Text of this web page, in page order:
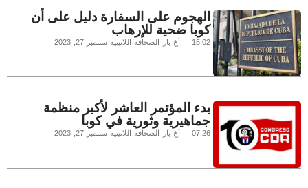
الهجوم على السفارة دليل على أن
كوبا ضحية للإرهاب
15:02 أخ بار الصحافة اللاتينية سبتمبر 27, 2023
بدء المؤتمر العاشر لأكبر منظمة
جماهيرية وثورية في كوبا
07:26 أخ بار الصحافة اللاتينية سبتمبر 27, 2023